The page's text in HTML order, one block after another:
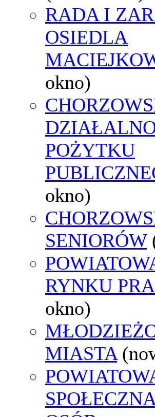
RADA I
OSIEDLA
okno)
POŻYTKU
okno)
SENIORÓW
RYNKU
okno)
MIASTA